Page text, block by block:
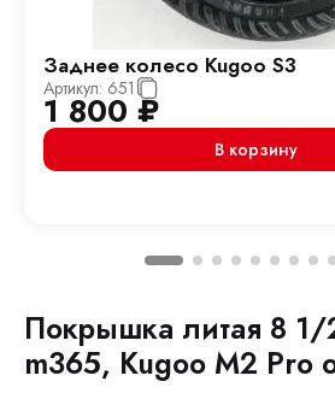
Заднее колесо Kugoo S3
Артикул: 651
1 800 ₽
В корзину
Покрышка литая 8 1/
m365, Kugoo M2 Pro